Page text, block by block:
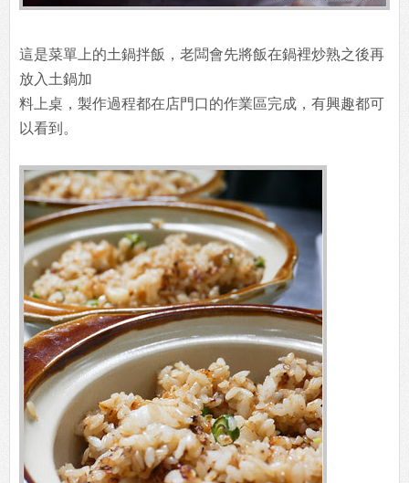
這是菜單上的土鍋拌飯，老闆會先將飯在鍋裡炒熟之後再
放入土鍋加
料上桌，製作過程都在店門口的作業區完成，有興趣都可
以看到。